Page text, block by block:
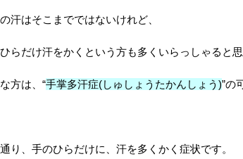
汗はそこまでではないけれど、
らだけ汗をかくという方も多くいらっしゃると思
方は、“手掌多汗症(しゅしょうたかんしょう)”の
り、手のひらだけに、汗を多くかく症状です。